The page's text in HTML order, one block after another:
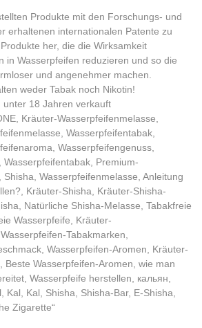
Produkte mit den Forschungs- und
erhaltenen internationalen Patente zu
her, die die Wirksamkeit
in Wasserpfeifen reduzieren und so die
und angenehmer machen.
weder Tabak noch Nikotin!
unter 18 Jahren verkauft
Kräuter-Wasserpfeifenmelasse,
Wasserpfeifentabak,
Wasserpfeifengenuss,
Premium-
Wasserpfeifenmelasse, Anleitung
Kräuter-Shisha, Kräuter-Shisha-
Natürliche Shisha-Melasse, Tabakfreie
Wasserpfeife, Kräuter-
Tabakmarken,
Wasserpfeifen-Aromen, Kräuter-
Beste Wasserpfeifen-Aromen, wie man
Wasserpfeife herstellen, кальян,
Kal, Kal, Shisha, Shisha-Bar, E-Shisha,
Zigarette“